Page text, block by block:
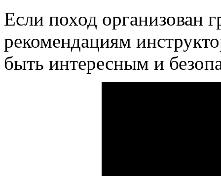
Если поход организован
рекомендациям
быть интересным и